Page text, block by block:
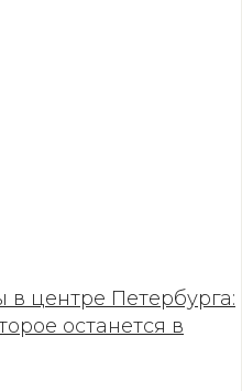
в центре Петербурга:
останется в